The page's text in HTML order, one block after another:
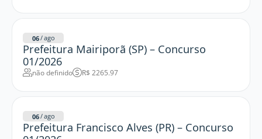
06/ago
Prefeitura Mairiporã (SP) – Concurso
01/2026
não definido R$ 2265.97
06/ago
Prefeitura Francisco Alves (PR) – Concurso